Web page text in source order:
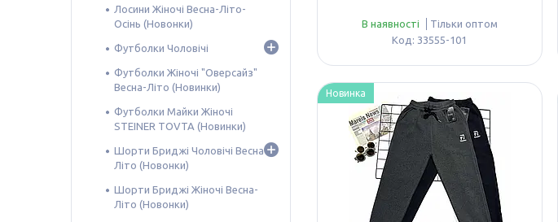
В наявності
Тільки оптом
33555-101
Новинка
Лосини Жіночі Весна-Літо-
Осінь (Новонки)
Футболки Чоловічі
Футболки Жіночі "Оверсайз"
Весна-Літо (Новинки)
Футболки Майки Жіночі
STEINER TOVTA (Новинки)
Шорти Бриджі Чоловічі Весна-
Літо (Новонки)
Шорти Бриджі Жіночі Весна-
Літо (Новонки)